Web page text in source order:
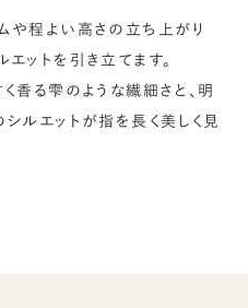
や程よい高さの立ち上がり
ットを引き立てます。
香る雫のような繊細さと、明
ルエットが指を長く美しく見